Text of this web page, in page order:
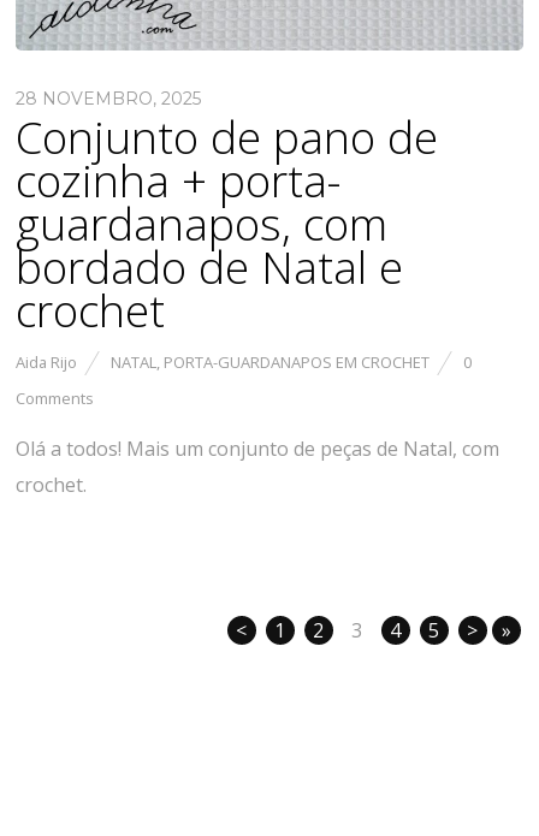
28 NOVEMBRO, 2025
Conjunto de pano de
cozinha + porta-
guardanapos, com
bordado de Natal e
crochet
Aida Rijo NATAL PORTA-GUARDANAPOS EM CROCHET
0
Comments
Olá a todos! Mais um conjunto de peças de Natal, com
crochet.
< 1 2 3 4 5 > »